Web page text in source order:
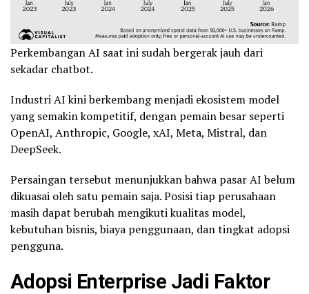
Perkembangan AI saat ini sudah bergerak jauh dari
sekadar chatbot.
Industri AI kini berkembang menjadi ekosistem model
yang semakin kompetitif, dengan pemain besar seperti
OpenAI, Anthropic, Google, xAI, Meta, Mistral, dan
DeepSeek.
Persaingan tersebut menunjukkan bahwa pasar AI belum
dikuasai oleh satu pemain saja. Posisi tiap perusahaan
masih dapat berubah mengikuti kualitas model,
kebutuhan bisnis, biaya penggunaan, dan tingkat adopsi
pengguna.
Adopsi Enterprise Jadi Faktor